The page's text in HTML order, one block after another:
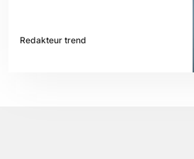
Redakteur trend